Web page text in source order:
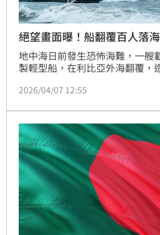
絕望畫面曝！船翻覆百人落
地中海日前發生恐怖海難，一艘
製輕型船，在利比亞外海翻覆，
（Lampedusa）；這起事故，搜
隻，撞見海難船隻翻覆，僅15人
心的一幕也引發熱議。
2026/04/07 12:55